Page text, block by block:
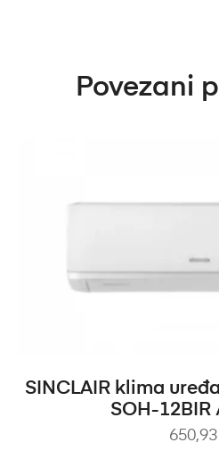
Povezani
DODAJ U
SINCLAIR klima
SOH-12BIR
650,93